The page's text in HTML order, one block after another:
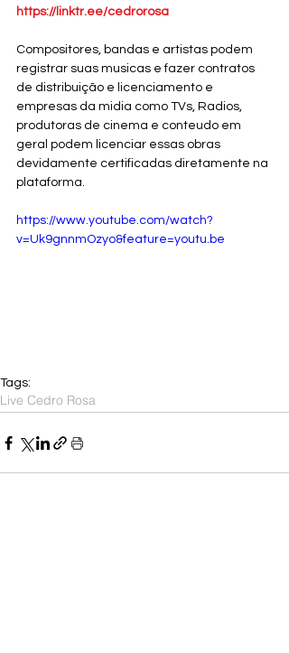
https://linktr.ee/cedrorosa
Compositores, bandas e artistas podem
registrar suas musicas e fazer contratos
de distribuição e licenciamento e
empresas da midia como TVs, Radios,
produtoras de cinema e conteudo em
geral podem licenciar essas obras
devidamente certificadas diretamente na
plataforma.
https://www.youtube.com/watch?
v=Uk9gnnmOzyo&feature=youtu.be
Tags:
Live Cedro Rosa